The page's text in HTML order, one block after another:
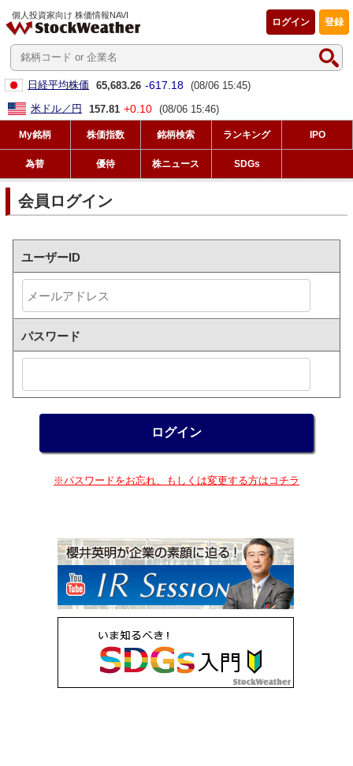
個人投資家向け 株価情報NAVI
登録
ログイン
日経平均株価 65,683.26 -617.18 (08/06 15:45)
米ドル／円
157.81 +0.10 (08/06 15:46)
My銘柄 株価指数 銘柄検索 ランキング IPO
為替 優待 株ニュース SDGs
会員ログイン
ユーザーID
パスワード
※パスワードをお忘れ、もしくは変更する方はコチラ